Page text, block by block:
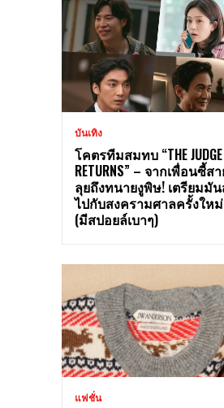
บันเทิง
โคตรทีมสมทบ “THE JUDGE
RETURNS” – จากเพื่อนซี้ส
ลุยถึงทนายงูพิษ! เตรียมมั
ไปกับสงครามศาลครั้งใหม่
(มีสปอยล์เบาๆ)
แฟชั่น